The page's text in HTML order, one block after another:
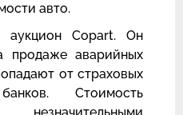
авто.
аукцион Copart. Он
продаже аварийных
от страховых
Стоимость